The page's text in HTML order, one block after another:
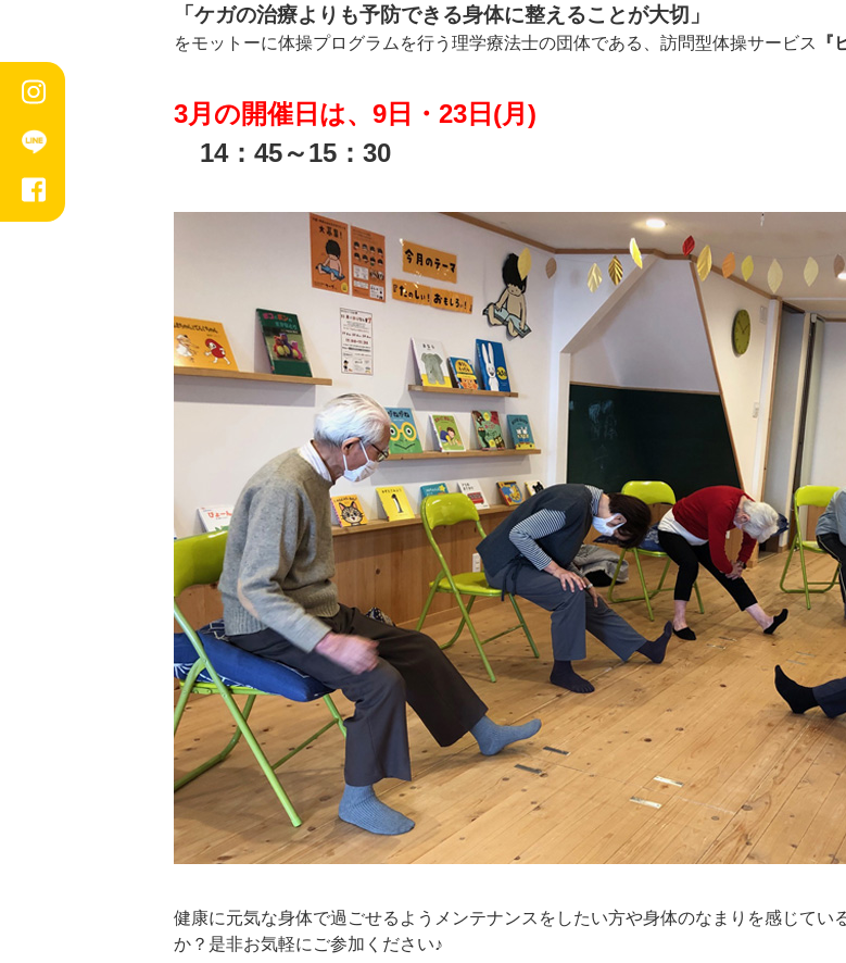
「ケガの治療よりも予防できる身体に整えることが大切」
をモットーに体操プログラムを行う理学療法士の団体である、訪問型体操サービス 『
3月の開催日は、9日・23日(月)
14：45～15：30
健康に元気な身体で過ごせるようメンテナンスをしたい方や身体のなまりを感じて
か？是非お気軽にご参加ください♪